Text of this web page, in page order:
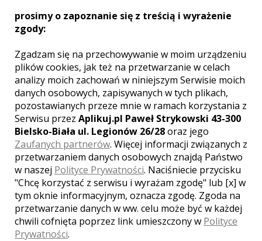
Marcin - kamerzysta Mińsk
Mazowiecki
3500 zł/ sesja
Ocena:5,00 / 5
(3 opinie)
Poleceń: 70
Każdy jeden film jest dla nowym
wyzwaniem. Podejmując się jego
wykonania, dążymy do doskonałości.
Najlepiej naszą pracę oddają nasze
zrealizowane filmy. Priorytetem dla nas
jest zadowolenie Klienta!
Zobacz więcej
prosimy o zapoznanie się z treścią i wyrażenie
zgody:
Zgadzam się na przechowywanie w moim urządzeniu
plików cookies, jak też na przetwarzanie w celach
analizy moich zachowań w niniejszym Serwisie moich
danych osobowych, zapisywanych w tych plikach,
pozostawianych przeze mnie w ramach korzystania z
Serwisu przez Aplikuj.pl Paweł Strykowski 43-300
Bielsko-Biała ul. Legionów 26/28oraz jego
Zaufanych partnerów. Więcej informacji związanych z
przetwarzaniem danych osobowych znajdą Państwo
w naszej Polityce Prywatności. Naciśniecie przycisku
"Chcę korzystać z serwisu i wyrażam zgodę" lub [x] w
tym oknie informacyjnym, oznacza zgodę. Zgoda na
przetwarzanie danych w ww. celu może być w każdej
chwili cofnięta poprzez link umieszczony w Polityce
Prywatności.